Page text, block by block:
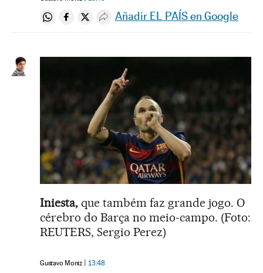
Compartir en Whatsapp
Compartir en Facebook
Compartir en Twitter
Desplegar Redes Sociales
Añadir EL PAÍS en Google
Iniesta, que também faz grande jogo. O
cérebro do Barça no meio-campo. (Foto:
REUTERS, Sergio Perez)
Gustavo Moniz 13:48